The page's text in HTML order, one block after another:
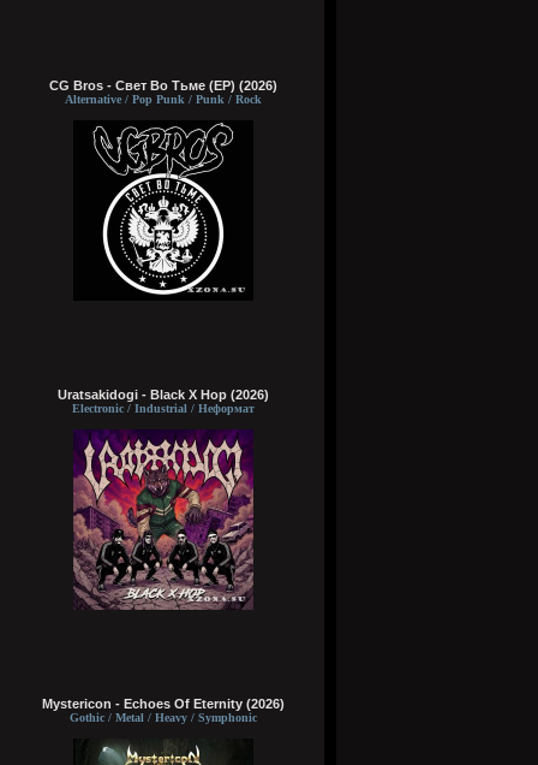
CG Bros - Свет Во Тьме (EP) (2026)
Alternative / Pop Punk / Punk / Rock
Uratsakidogi - Black X Hop (2026)
Electronic / Industrial / Неформат
Mystericon - Echoes Of Eternity (2026)
Gothic / Metal / Heavy / Symphonic